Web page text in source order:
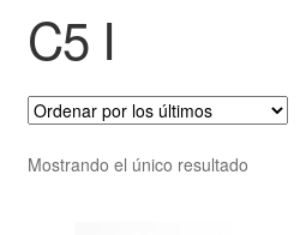
C5 I
Mostrando el único resultado